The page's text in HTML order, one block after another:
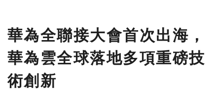
華為全聯接大會首次出海，
華為雲全球落地多項重磅技
術創新